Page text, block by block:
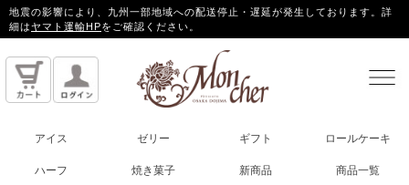
地震の影響により、九州一部地域への配送停止・遅延が発生しております。詳
細はヤマト運輸HPをご確認ください。
アイス ゼリー ギフト ロールケーキ
ハーフ 焼き菓子 新商品 商品一覧